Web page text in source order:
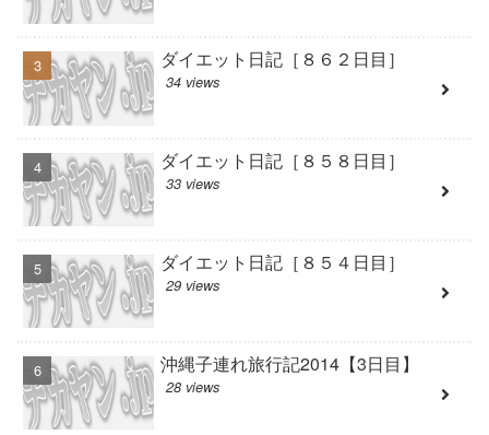
ダイエット日記［８６２日目］
34 views
ダイエット日記［８５８日目］
33 views
ダイエット日記［８５４日目］
29 views
沖縄子連れ旅行記2014【3日目】
28 views